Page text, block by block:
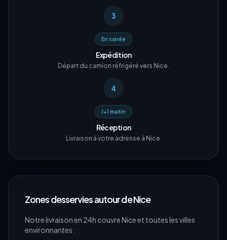
3
En soirée
Expédition
Départ du camion réfrigéré vers Nice.
4
J+1 matin
Réception
Livraison à votre adresse à Nice.
Zones desservies autour deNice
Notre livraison en 24h couvreNiceet toutes les villes
environnantes :